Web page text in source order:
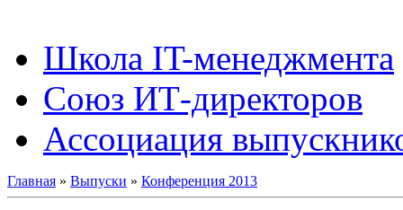
Школа IT-менеджмента
Союз ИТ-директоров
Ассоциация
Главная » Выпуски » Конференция 2013